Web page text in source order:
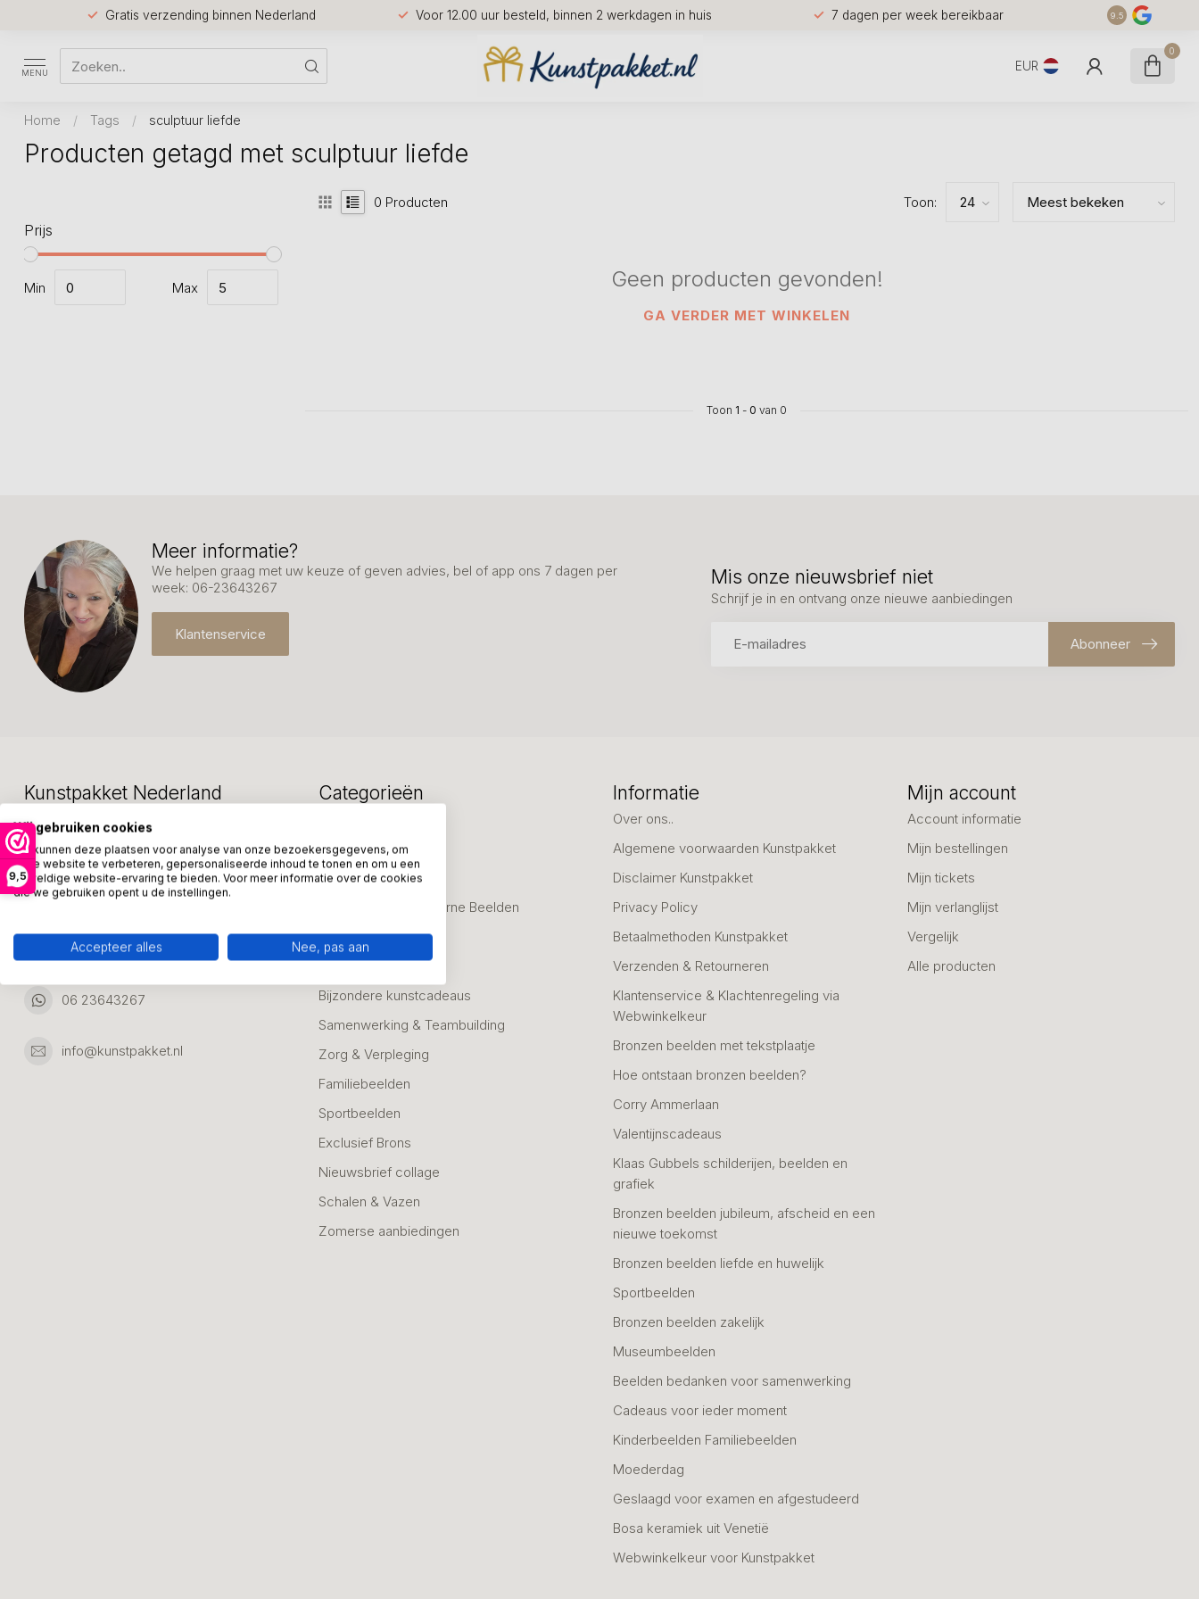
9,5
Gratis verzending binnen Nederland Voor 12.00 uur besteld, binnen 2 werkdagen in huis 7 dagen per week bereikbaar 9.5
MENU EUR
0
Home / Tags / sculptuur liefde
Producten getagd met sculptuur liefde
Prijs
Min Max
0 Producten Toon:
Geen producten gevonden!
GA VERDER MET WINKELEN
Toon 1 - 0 van 0
Meer informatie?
We helpen graag met uw keuze of geven advies, bel of app ons 7 dagen per
week: 06-23643267
Klantenservice
Mis onze nieuwsbrief niet
Schrijf je in en ontvang onze nieuwe aanbiedingen
Abonneer
Kunstpakket Nederland
Adresgegevens:
Ambachtsweg 46
3542DH Utrecht
Nederland
06 23643267
06 23643267
info@kunstpakket.nl
Categorieën
Bedanken
Jubileum & Afscheid
Alle Bronzen & Moderne Beelden
Geslaagd
Huwelijk
Bijzondere kunstcadeaus
Samenwerking & Teambuilding
Zorg & Verpleging
Familiebeelden
Sportbeelden
Exclusief Brons
Nieuwsbrief collage
Schalen & Vazen
Zomerse aanbiedingen
Informatie
Over ons..
Algemene voorwaarden Kunstpakket
Disclaimer Kunstpakket
Privacy Policy
Betaalmethoden Kunstpakket
Verzenden & Retourneren
Klantenservice & Klachtenregeling via
Webwinkelkeur
Bronzen beelden met tekstplaatje
Hoe ontstaan bronzen beelden?
Corry Ammerlaan
Valentijnscadeaus
Klaas Gubbels schilderijen, beelden en
grafiek
Bronzen beelden jubileum, afscheid en een
nieuwe toekomst
Bronzen beelden liefde en huwelijk
Sportbeelden
Bronzen beelden zakelijk
Museumbeelden
Beelden bedanken voor samenwerking
Cadeaus voor ieder moment
Kinderbeelden Familiebeelden
Moederdag
Geslaagd voor examen en afgestudeerd
Bosa keramiek uit Venetië
Webwinkelkeur voor Kunstpakket
Mijn account
Account informatie
Mijn bestellingen
Mijn tickets
Mijn verlanglijst
Vergelijk
Alle producten
Wij gebruiken cookies
We kunnen deze plaatsen voor analyse van onze bezoekersgegevens, om
onze website te verbeteren, gepersonaliseerde inhoud te tonen en om u een
geweldige website-ervaring te bieden. Voor meer informatie over de cookies
die we gebruiken opent u de instellingen.
Accepteer alles Nee, pas aan